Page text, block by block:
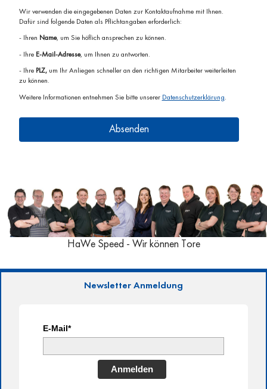
Wir verwenden die eingegebenen Daten zur Kontaktaufnahme mit Ihnen.
Dafür sind folgende Daten als Pflichtangaben erforderlich:
- Ihren Name, um Sie höflich ansprechen zu können.
- IhreE-Mail-Adresse, um Ihnen zu antworten.
- Ihre PLZ,um Ihr Anliegen schneller an den richtigen Mitarbeiter weiterleiten
zu können.
Weitere Informationen entnehmen Sie bitte unserer Datenschutzerklärung.
Absenden
HaWe Speed - Wir können Tore
Newsletter Anmeldung
E-Mail*
Anmelden